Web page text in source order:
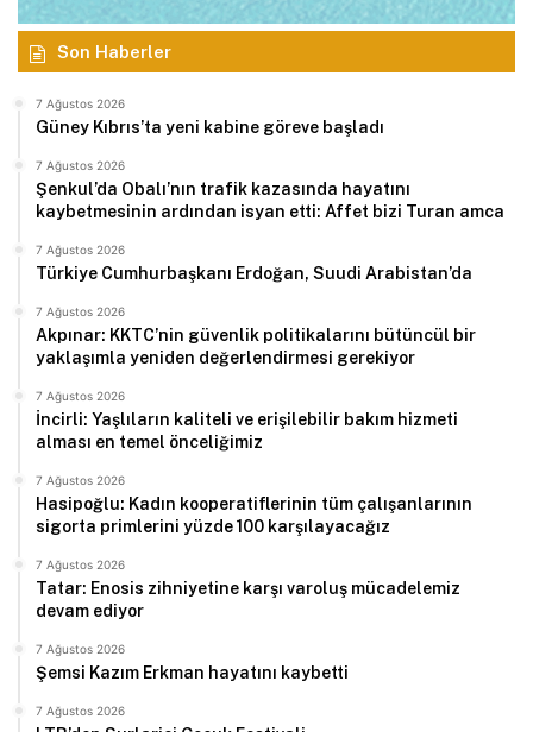
Son Haberler
7 Ağustos 2026
Güney Kıbrıs’ta yeni kabine göreve başladı
7 Ağustos 2026
Şenkul’da Obalı’nın trafik kazasında hayatını
kaybetmesinin ardından isyan etti: Affet bizi Turan amca
7 Ağustos 2026
Türkiye Cumhurbaşkanı Erdoğan, Suudi Arabistan’da
7 Ağustos 2026
Akpınar: KKTC’nin güvenlik politikalarını bütüncül bir
yaklaşımla yeniden değerlendirmesi gerekiyor
7 Ağustos 2026
İncirli: Yaşlıların kaliteli ve erişilebilir bakım hizmeti
alması en temel önceliğimiz
7 Ağustos 2026
Hasipoğlu: Kadın kooperatiflerinin tüm çalışanlarının
sigorta primlerini yüzde 100 karşılayacağız
7 Ağustos 2026
Tatar: Enosis zihniyetine karşı varoluş mücadelemiz
devam ediyor
7 Ağustos 2026
Şemsi Kazım Erkman hayatını kaybetti
7 Ağustos 2026